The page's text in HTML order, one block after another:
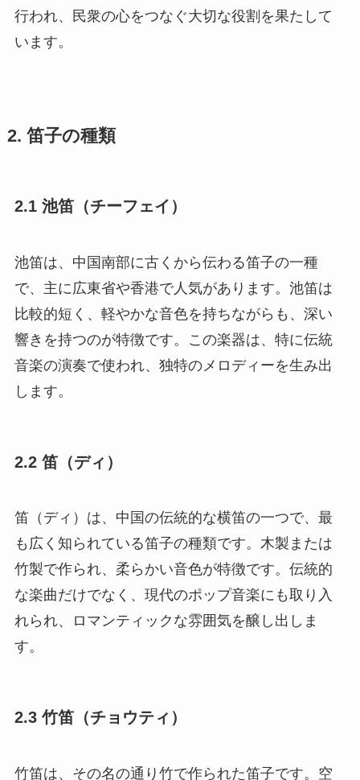
行われ、民衆の心をつなぐ大切な役割を果たして
います。
2. 笛子の種類
2.1 池笛（チーフェイ）
池笛は、中国南部に古くから伝わる笛子の一種
で、主に広東省や香港で人気があります。池笛は
比較的短く、軽やかな音色を持ちながらも、深い
響きを持つのが特徴です。この楽器は、特に伝統
音楽の演奏で使われ、独特のメロディーを生み出
します。
2.2 笛（ディ）
笛（ディ）は、中国の伝統的な横笛の一つで、最
も広く知られている笛子の種類です。木製または
竹製で作られ、柔らかい音色が特徴です。伝統的
な楽曲だけでなく、現代のポップ音楽にも取り入
れられ、ロマンティックな雰囲気を醸し出しま
す。
2.3 竹笛（チョウティ）
竹笛は、その名の通り竹で作られた笛子です。空